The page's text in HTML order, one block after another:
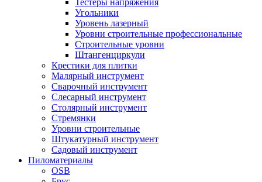
Угольники
Уровень лазерный
Уровни строительные профессиональные
Строительные уровни
Штангенциркули
Крестики для плитки
Малярный инструмент
Сварочный инструмент
Слесарный инструмент
Столярный инструмент
Стремянки
Уровни строительные
Штукатурный инструмент
Садовый инструмент
Пиломатериалы
OSB